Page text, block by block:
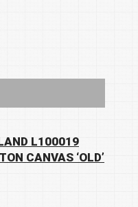
L100019
CANVAS ‘OLD’